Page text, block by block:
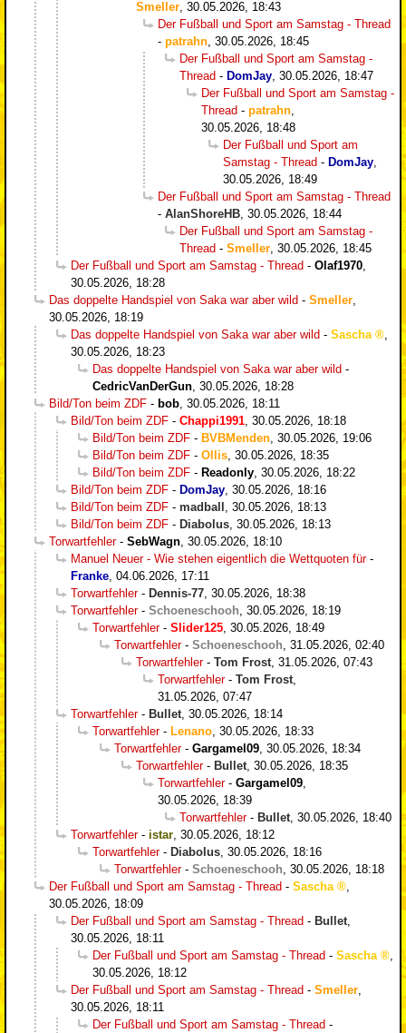
Smeller 30.05.2026, 18:43
Der Fußball und Sport am Samstag - Thread
- patrahn 30.05.2026, 18:45
Der Fußball und Sport am Samstag -
Thread - DomJay 30.05.2026, 18:47
Der Fußball und Sport am Samstag -
Thread - patrahn
30.05.2026, 18:48
Der Fußball und Sport am
Samstag - Thread - DomJay
30.05.2026, 18:49
Der Fußball und Sport am Samstag - Thread
- AlanShoreHB 30.05.2026, 18:44
Der Fußball und Sport am Samstag -
Thread - Smeller 30.05.2026, 18:45
Der Fußball und Sport am Samstag - Thread - Olaf1970
30.05.2026, 18:28
Das doppelte Handspiel von Saka war aber wild - Smeller
30.05.2026, 18:19
Das doppelte Handspiel von Saka war aber wild - Sascha
30.05.2026, 18:23
Das doppelte Handspiel von Saka war aber wild -
CedricVanDerGun 30.05.2026, 18:28
Bild/Ton beim ZDF - bob 30.05.2026, 18:11
Bild/Ton beim ZDF - Chappi1991 30.05.2026, 18:18
Bild/Ton beim ZDF - BVBMenden 30.05.2026, 19:06
Bild/Ton beim ZDF - Ollis 30.05.2026, 18:35
Bild/Ton beim ZDF - Readonly 30.05.2026, 18:22
Bild/Ton beim ZDF - DomJay 30.05.2026, 18:16
Bild/Ton beim ZDF - madball
30.05.2026, 18:13
Bild/Ton beim ZDF - Diabolus 30.05.2026, 18:13
Torwartfehler- SebWagn 30.05.2026, 18:10
Manuel Neuer - Wie stehen eigentlich die Wettquoten für-
Franke 04.06.2026, 17:11
Torwartfehler- Dennis-77 30.05.2026, 18:38
Torwartfehler- Schoeneschooh 30.05.2026, 18:19
Torwartfehler- Slider125 30.05.2026, 18:49
Torwartfehler- Schoeneschooh 31.05.2026, 02:40
Torwartfehler- Tom Frost 31.05.2026, 07:43
Torwartfehler- Tom Frost
31.05.2026, 07:47
Torwartfehler- Bullet 30.05.2026, 18:14
Torwartfehler- Lenano 30.05.2026, 18:33
Torwartfehler- Gargamel09 30.05.2026, 18:34
Torwartfehler- Bullet 30.05.2026, 18:35
Torwartfehler- Gargamel09
30.05.2026, 18:39
Torwartfehler- Bullet 30.05.2026, 18:40
Torwartfehler- istar 30.05.2026, 18:12
Torwartfehler- Diabolus 30.05.2026, 18:16
Torwartfehler- Schoeneschooh 30.05.2026, 18:18
Der Fußball und Sport am Samstag - Thread - Sascha
30.05.2026, 18:09
Der Fußball und Sport am Samstag - Thread - Bullet
30.05.2026, 18:11
Der Fußball und Sport am Samstag - Thread - Sascha
30.05.2026, 18:12
Der Fußball und Sport am Samstag - Thread - Smeller
30.05.2026, 18:11
Der Fußball und Sport am Samstag - Thread -